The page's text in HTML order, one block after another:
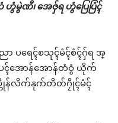
ဟွံမွဲဏီ၊ အေဇှ်ရ ဟွံပြေပြံၚ်
ာ ပရေၚ်စသုၚ်မံၚ်စံၚ်ဂှ်ရ အ္
ၚ်အောန်အောန်တံဝွံ ယိုက်
တိုန်လိက်နုက်တိတ်ဂၠိုၚ်မံၚ်